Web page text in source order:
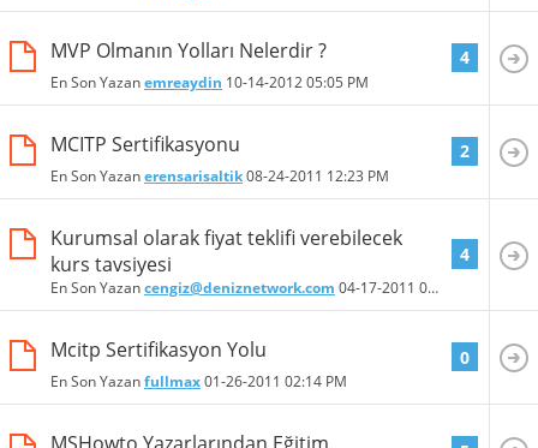
MVP Olmanın Yolları Nelerdir ?
En Son Yazanemreaydin 10-14-201205:05 PM
4
MCITP Sertifikasyonu
En Son Yazanerensarisaltik08-24-2011 12:23 PM
2
Kurumsal olarak fiyat teklifi verebilecek
kurs tavsiyesi
En Son Yazancengiz@deniznetwork.com 04-17-2011 05:59 PM
4
Mcitp Sertifikasyon Yolu
En Son Yazanfullmax01-26-2011 02:14 PM
0